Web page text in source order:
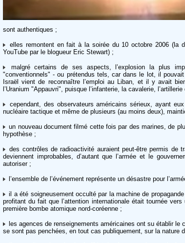
sont authentiques ;
elles remontent en fait à la soirée du 10 octobre 2006
YouTube par le blogueur Eric Stewart) ;
malgré certains de ses aspects, l’explosion la plus
"conventionnels" - ou prétendus tels, car dans le lot, il
Israël vient de reconnaître l’emploi au Liban, et il y avait
l’Uranium "Appauvri", puisque l’infanterie, la cavalerie,
cependant, des observateurs américains sérieux, ayant
nucléaire tactique et même de plusieurs (au moins deux),
un nouveau document filmé cette fois par des marines, de
hypothèse ;
des contrôles de radioactivité auraient peut-être permis
deviennent improbables, d’autant que l’armée et le
autoriser ;
l’ensemble de l’événement représente un désastre pour
il a été soigneusement occulté par la machine de
profitant du fait que l’attention internationale était tournée
première bombe atomique nord-coréenne ;
les agences de renseignements américaines ont su établir le
se sont pas penchées, en tout cas publiquement, sur la nature